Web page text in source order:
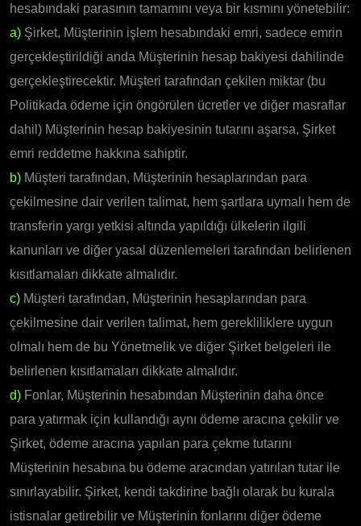
hesabındaki parasının tamamını veya bir kısmını yönetebilir:
a) Şirket, Müşterinin işlem hesabındaki emri, sadece emrin
gerçekleştirildiği anda Müşterinin hesap bakiyesi dahilinde
gerçekleştirecektir. Müşteri tarafından çekilen miktar (bu
Politikada ödeme için öngörülen ücretler ve diğer masraflar
dahil) Müşterinin hesap bakiyesinin tutarını aşarsa, Şirket
emri reddetme hakkına sahiptir.
b) Müşteri tarafından, Müşterinin hesaplarından para
çekilmesine dair verilen talimat, hem şartlara uymalı hem de
transferin yargı yetkisi altında yapıldığı ülkelerin ilgili
kanunları ve diğer yasal düzenlemeleri tarafından belirlenen
kısıtlamaları dikkate almalıdır.
c) Müşteri tarafından, Müşterinin hesaplarından para
çekilmesine dair verilen talimat, hem gerekliliklere uygun
olmalı hem de bu Yönetmelik ve diğer Şirket belgeleri ile
belirlenen kısıtlamaları dikkate almalıdır.
d) Fonlar, Müşterinin hesabından Müşterinin daha önce
para yatırmak için kullandığı aynı ödeme aracına çekilir ve
Şirket, ödeme aracına yapılan para çekme tutarını
Müşterinin hesabına bu ödeme aracından yatırılan tutar ile
sınırlayabilir. Şirket, kendi takdirine bağlı olarak bu kurala
istisnalar getirebilir ve Müşterinin fonlarını diğer ödeme